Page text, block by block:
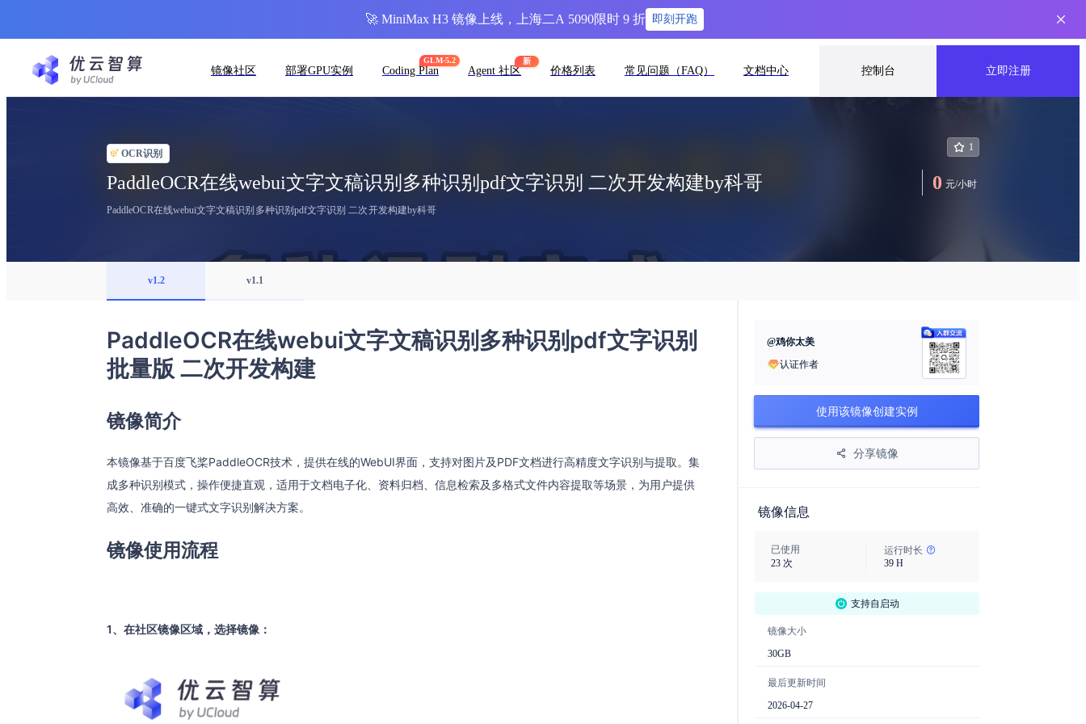
镜像社区 部署GPU实例
GLM-5.2
Coding Plan
新
Agent 社区 价格列表 常见问题（FAQ） 文档中心 控制台 立即注册
OCR识别
PaddleOCR在线webui文字文稿识别多种识别pdf文字识别 二次开发构建by科哥
PaddleOCR在线webui文字文稿识别多种识别pdf文字识别 二次开发构建by科哥
1
0 元/小时
v1.2 v1.1
PaddleOCR在线webui文字文稿识别多种识别pdf文字识别
批量版 二次开发构建
镜像简介
本镜像基于百度飞桨PaddleOCR技术，提供在线的WebUI界面，支持对图片及PDF文档进行高精度文字识别与提取。集
成多种识别模式，操作便捷直观，适用于文档电子化、资料归档、信息检索及多格式文件内容提取等场景，为用户提供
高效、准确的一键式文字识别解决方案。 ​
镜像使用流程​
1、在社区镜像区域，选择镜像：​
@鸡你太美
认证作者
使用该镜像创建实例
分享镜像
镜像信息
已使用
23 次
运行时长
39H
支持自启动
镜像大小
30GB
最后更新时间
2026-04-27
🚀 MiniMax H3 镜像上线，上海二A 5090限时 9 折 即刻开跑